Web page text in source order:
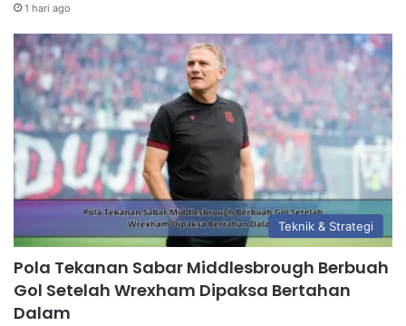
1 hari ago
Teknik & Strategi
Pola Tekanan Sabar Middlesbrough Berbuah
Gol Setelah Wrexham Dipaksa Bertahan
Dalam